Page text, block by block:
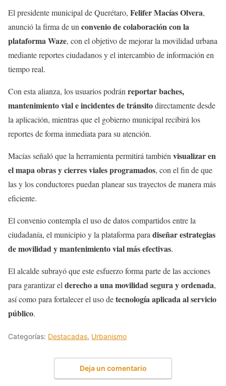
El presidente municipal de Querétaro, Felifer Macías Olvera,
anunció la firma de un convenio de colaboración con la
plataforma Waze, con el objetivo de mejorar la movilidad urbana
mediante reportes ciudadanos y el intercambio de información en
tiempo real.
Con esta alianza, los usuarios podrán reportar baches,
mantenimiento vial e incidentes de tránsitodirectamente desde
la aplicación, mientras que el gobierno municipal recibirá los
reportes de forma inmediata para su atención.
Macías señaló que la herramienta permitirá también visualizar en
el mapa obras y cierres viales programados, con el fin de que
las y los conductores puedan planear sus trayectos de manera más
eficiente.
El convenio contempla el uso de datos compartidos entre la
ciudadanía, el municipio y la plataforma para diseñar estrategias
de movilidad y mantenimiento vial más efectivas.
El alcalde subrayó que este esfuerzo forma parte de las acciones
para garantizar el derecho a una movilidad segura y ordenada,
así como para fortalecer el uso detecnología aplicada al servicio
público.
Categorías: Destacadas, Urbanismo
Deja un comentario